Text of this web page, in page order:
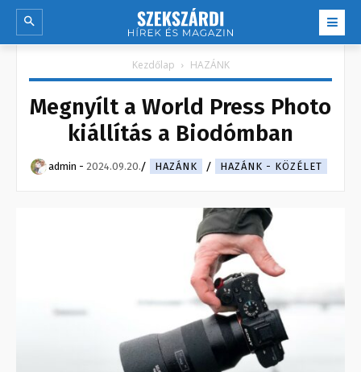
Kezdőlap HAZÁNK
Megnyílt a World Press Photo
kiállítás a Biodómban
admin - 2024.09.20. HAZÁNK HAZÁNK - KÖZÉLET